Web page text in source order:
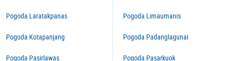
Pogoda Laratakpanas
Pogoda Kotapanjang
Pogoda Pasirlawas
Pogoda Limaumanis
Pogoda Padanglagunai
Pogoda Pasarkuok